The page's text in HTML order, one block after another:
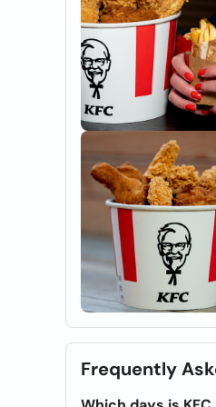
Frequently